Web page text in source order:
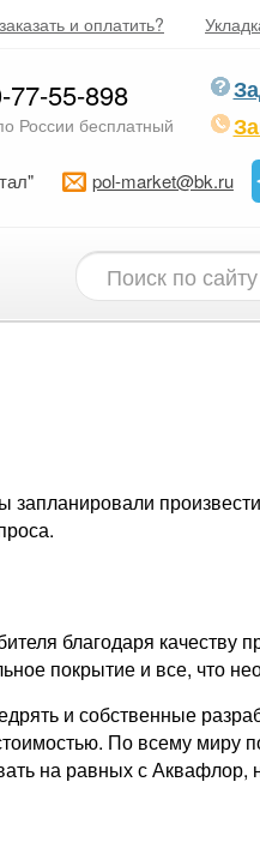
и оплатить?
77-55-898
России бесплатный
pol-market@bk.ru
благодаря качеству
покрытие и все, что
и собственные
По всему миру
на равных с